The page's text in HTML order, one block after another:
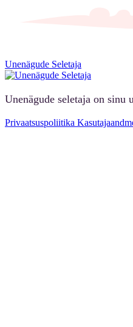
Unenägude Seletaja
Unenägude seletaja on sinu
Privaatsuspoliitika